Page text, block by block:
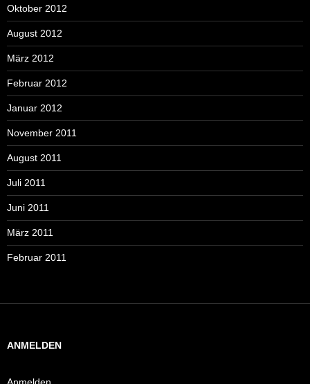
Oktober 2012
August 2012
März 2012
Februar 2012
Januar 2012
November 2011
August 2011
Juli 2011
Juni 2011
März 2011
Februar 2011
ANMELDEN